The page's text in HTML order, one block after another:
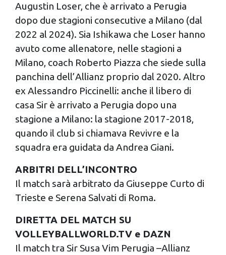
Augustin Loser, che è arrivato a Perugia
dopo due stagioni consecutive a Milano (dal
2022 al 2024). Sia Ishikawa che Loser hanno
avuto come allenatore, nelle stagioni a
Milano, coach Roberto Piazza che siede sulla
panchina dell’Allianz proprio dal 2020. Altro
ex Alessandro Piccinelli: anche il libero di
casa Sir è arrivato a Perugia dopo una
stagione a Milano: la stagione 2017-2018,
quando il club si chiamava Revivre e la
squadra era guidata da Andrea Giani.
ARBITRI DELL’INCONTRO
Il match sarà arbitrato da Giuseppe Curto di
Trieste e Serena Salvati di Roma.
DIRETTA DEL MATCH SU
VOLLEYBALLWORLD.TV e DAZN
Il match tra Sir Susa Vim Perugia –Allianz